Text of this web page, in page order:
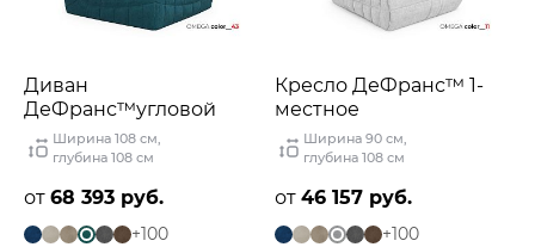
Диван
ДеФранс™️угловой
Ширина 108 см,
глубина 108 см
от 68 393 руб.
+100
Кресло ДеФранс™️ 1-
местное
Ширина 90 см,
глубина 108 см
от 46 157 руб.
+100